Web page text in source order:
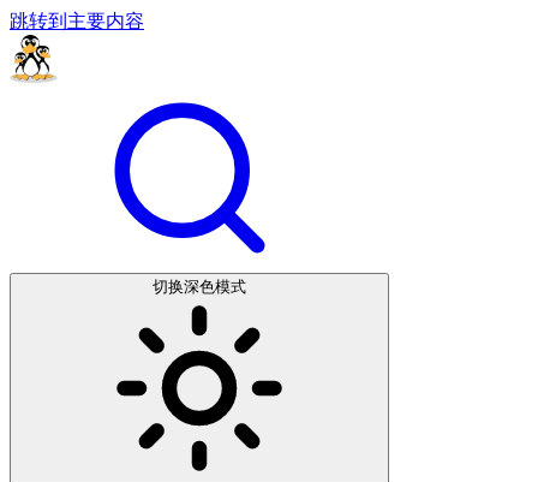
跳转到主要内容
切换深色模式